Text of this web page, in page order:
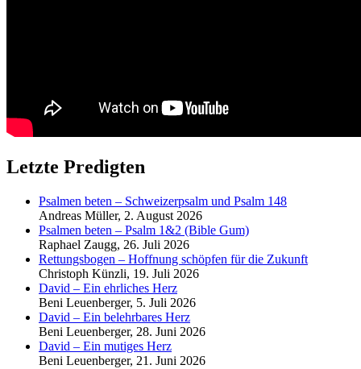
Letzte Predigten
Psalmen beten – Schweizerpsalm und Psalm 148
Andreas Müller, 2. August 2026
Psalmen beten – Psalm 1&2 (Bible Gum)
Raphael Zaugg, 26. Juli 2026
Rettungsbogen – Hoffnung schöpfen für die Zukunft
Christoph Künzli, 19. Juli 2026
David – Ein ehrliches Herz
Beni Leuenberger, 5. Juli 2026
David – Ein belehrbares Herz
Beni Leuenberger, 28. Juni 2026
David – Ein mutiges Herz
Beni Leuenberger, 21. Juni 2026